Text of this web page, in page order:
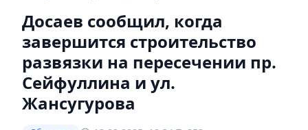
Досаев сообщил, когда
завершится строительство
развязки на пересечении пр.
Сейфуллина и ул.
Жансугурова